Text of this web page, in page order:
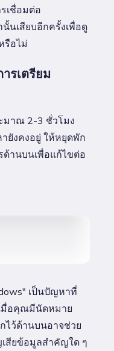
เชื่อมต่อ
นเสียบอีกครั้งเพื่อดู
รือไม่
รเตรียม
มาณ 2-3 ชั่วโมง
ยังคงอยู่ ให้หยุดพัก
ด้านบนเพื่อแก้ไขต่อ
เป็นปัญหาที่
มื่อคุณมีนัดหมาย
ว้ด้านบนอาจช่วย
ยข้อมูลสำคัญใด ๆ